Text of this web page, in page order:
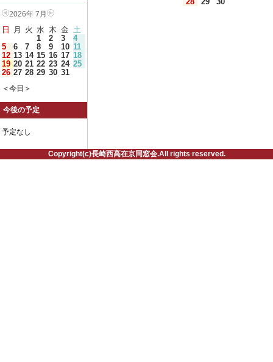
2026年 7月
日 月 火 水 木 金 土
1
2 3
4
5
6 7 8 9 10 11
12 13 14 15 16 17 18
19 20 21 22 23 24 25
26 27 28 29 30 31
＜今日＞
今後の予定
予定なし
Copyright(c)長崎西高在京同窓会.All rights reserved.